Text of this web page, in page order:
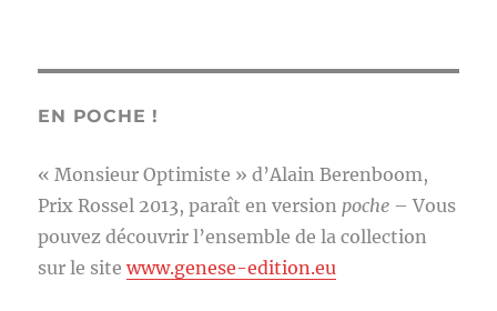
EN POCHE !
« Monsieur Optimiste » d’Alain Berenboom,
Prix Rossel 2013, paraît en version poche – Vous
pouvez découvrir l’ensemble de la collection
sur le sitewww.genese-edition.eu